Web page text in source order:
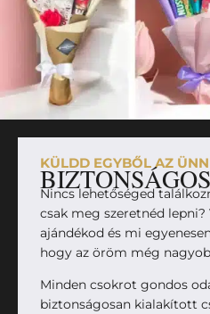
KÜLDD EGYBŐL AZ
Nincs lehetőséged
csak meg szeretnéd lepni?
ajándékod és mi
hogy az öröm még
Minden csokrot gondos
biztonságosan kialakított